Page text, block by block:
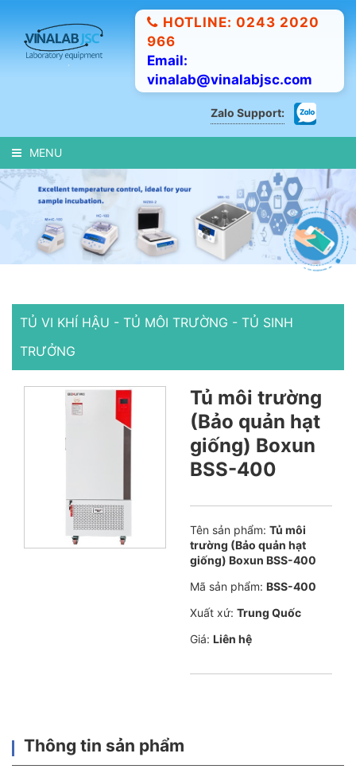
HOTLINE: 0243 2020
966
Email:
vinalab@vinalabjsc.com
Zalo Support:
MENU
TỦ VI KHÍ HẬU - TỦ MÔI TRƯỜNG - TỦ SINH
TRƯỞNG
Tủ môi trường
(Bảo quản hạt
giống) Boxun
BSS-400
Tên sản phẩm: Tủ môi
trường (Bảo quản hạt
giống) Boxun BSS-400
Mã sản phẩm: BSS-400
Xuất xứ: Trung Quốc
Giá: Liên hệ
Thông tin sản phẩm